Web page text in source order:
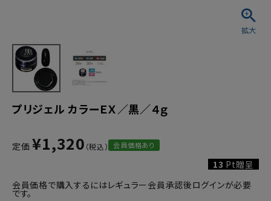
プリジェル カラーＥＸ／黒／４ｇ
定価 ¥1,320 会員価格あり
13 Pt贈呈
会員価格で購入するにはレギュラー会員承認後ログインが必要
です。